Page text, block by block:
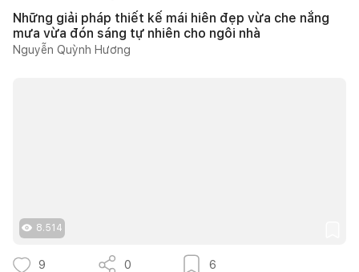
Những giải pháp thiết kế mái hiên đẹp vừa che nắng
mưa vừa đón sáng tự nhiên cho ngôi nhà
Nguyễn Quỳnh Hương
8.514
9 0 6